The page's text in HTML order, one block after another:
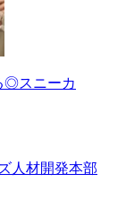
◎スニーカ
人材開発本部